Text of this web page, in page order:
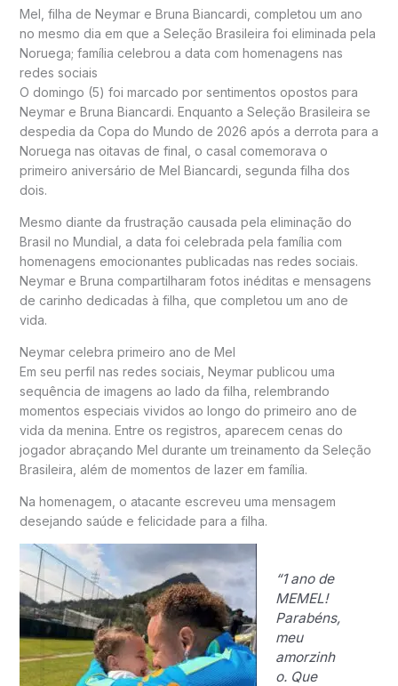
Mel, filha de Neymar e Bruna Biancardi, completou um ano
no mesmo dia em que a Seleção Brasileira foi eliminada pela
Noruega; família celebrou a data com homenagens nas
redes sociais
O domingo (5) foi marcado por sentimentos opostos para
Neymar e Bruna Biancardi. Enquanto a Seleção Brasileira se
despedia da Copa do Mundo de 2026 após a derrota para a
Noruega nas oitavas de final, o casal comemorava o
primeiro aniversário de Mel Biancardi, segunda filha dos
dois.
Mesmo diante da frustração causada pela eliminação do
Brasil no Mundial, a data foi celebrada pela família com
homenagens emocionantes publicadas nas redes sociais.
Neymar e Bruna compartilharam fotos inéditas e mensagens
de carinho dedicadas à filha, que completou um ano de
vida.
Neymar celebra primeiro ano de Mel
Em seu perfil nas redes sociais, Neymar publicou uma
sequência de imagens ao lado da filha, relembrando
momentos especiais vividos ao longo do primeiro ano de
vida da menina. Entre os registros, aparecem cenas do
jogador abraçando Mel durante um treinamento da Seleção
Brasileira, além de momentos de lazer em família.
Na homenagem, o atacante escreveu uma mensagem
desejando saúde e felicidade para a filha.
“1 ano de
MEMEL!
Parabéns,
meu
amorzinh
o. Que